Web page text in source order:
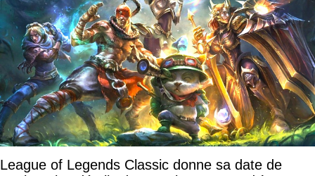
League of Legends Classic donne sa date de